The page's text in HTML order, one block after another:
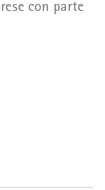
con parte